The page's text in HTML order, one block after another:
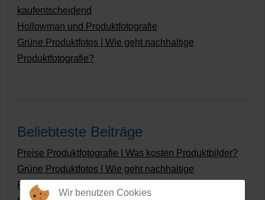
kaufentscheidend
Hollowman und Produktfotografie
Grüne Produktfotos | Wie geht nachhaltige
Produktfotografie?
Beliebteste Beiträge
Preise Produktfotografie | Was kosten Produktbilder?
Grüne Produktfotos | Wie geht nachhaltige
Produktfotografie?
Wir benutzen Cookies